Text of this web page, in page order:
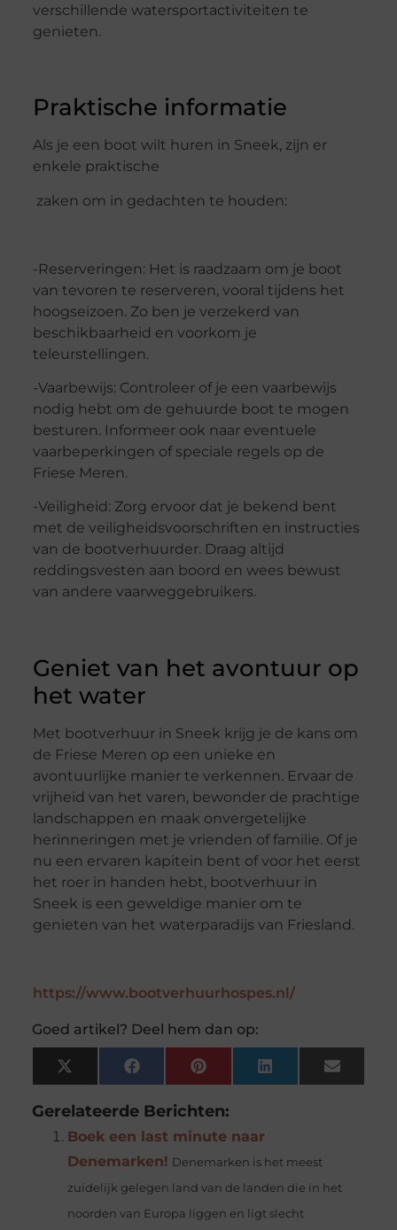
verschillende watersportactiviteiten te
genieten.
Praktische informatie
Als je een boot wilt huren in Sneek, zijn er
enkele praktische
zaken om in gedachten te houden:
-Reserveringen: Het is raadzaam om je boot
van tevoren te reserveren, vooral tijdens het
hoogseizoen. Zo ben je verzekerd van
beschikbaarheid en voorkom je
teleurstellingen.
-Vaarbewijs: Controleer of je een vaarbewijs
nodig hebt om de gehuurde boot te mogen
besturen. Informeer ook naar eventuele
vaarbeperkingen of speciale regels op de
Friese Meren.
-Veiligheid: Zorg ervoor dat je bekend bent
met de veiligheidsvoorschriften en instructies
van de bootverhuurder. Draag altijd
reddingsvesten aan boord en wees bewust
van andere vaarweggebruikers.
Geniet van het avontuur op
het water
Met bootverhuur in Sneek krijg je de kans om
de Friese Meren op een unieke en
avontuurlijke manier te verkennen. Ervaar de
vrijheid van het varen, bewonder de prachtige
landschappen en maak onvergetelijke
herinneringen met je vrienden of familie. Of je
nu een ervaren kapitein bent of voor het eerst
het roer in handen hebt, bootverhuur in
Sneek is een geweldige manier om te
genieten van het waterparadijs van Friesland.
https://www.bootverhuurhospes.nl/
Goed artikel? Deel hem dan op:
X
(Twitter)
FacebookPinterest LinkedIn Email
Gerelateerde Berichten:
Boek een last minute naar
Denemarken! Denemarken is het meest
zuidelijk gelegen land van de landen die in het
noorden van Europa liggen en ligt slecht